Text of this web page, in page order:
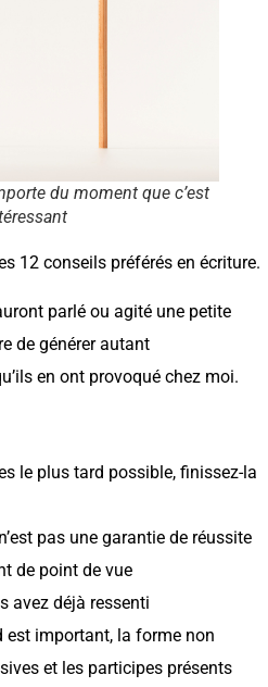
du moment que c’est
12 conseils préférés en écriture.
parlé ou agité une petite
de générer autant
en ont provoqué chez moi.
le plus tard possible, finissez-la
pas une garantie de réussite
de point de vue
avez déjà ressenti
est important, la forme non
et les participes présents